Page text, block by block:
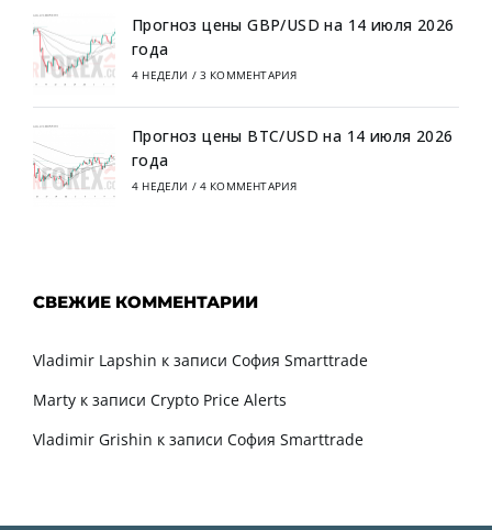
Прогноз цены GBP/USD на 14 июля 2026
года
4 НЕДЕЛИ / 3 КОММЕНТАРИЯ
Прогноз цены BTC/USD на 14 июля 2026
года
4 НЕДЕЛИ / 4 КОММЕНТАРИЯ
СВЕЖИЕ КОММЕНТАРИИ
Vladimir Lapshin к записи София Smarttrade
Marty к записи Crypto Price Alerts
Vladimir Grishin к записи София Smarttrade